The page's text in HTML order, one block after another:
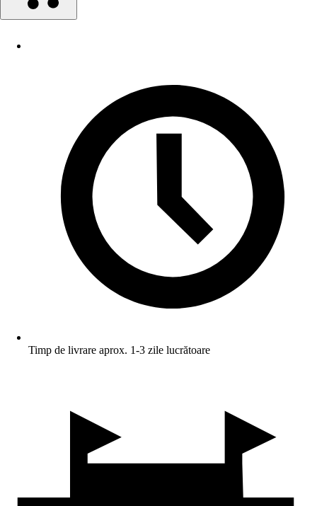
Timp de livrare aprox. 1-3 zile lucrătoare